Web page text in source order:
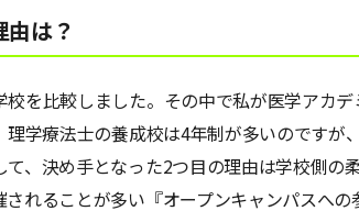
は？
を比較しました。その中で私が医学アカデ
学療法士の養成校は4年制が多いのです
、決め手となった2つ目の理由は学校側
れることが多い『オープンキャンパスへ